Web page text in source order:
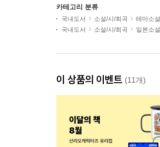
카테고리 분류
국내도서 소설/시/희곡 테마소설
국내도서
소설/시/희곡 일본소설
이 상품의 이벤트 (11개)